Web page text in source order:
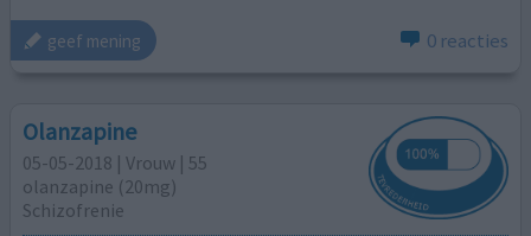
geef mening 0 reacties
Olanzapine
05-05-2018 | Vrouw | 55
olanzapine (20mg)
Schizofrenie